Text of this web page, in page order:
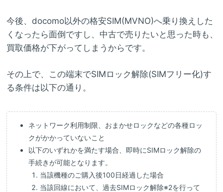
今後、docomo以外の格安SIM(MVNO)へ乗り換えした
くなったら面倒ですし、中古で売りたいと思った時も、
買取価格が下がってしまうからです。
その上で、この端末でSIMロック解除(SIMフリー化)す
る条件は以下の通り。
ネットワーク利用制限、おまかせロックなどの各種ロッ
クがかかっていないこと
以下のいずれかを満たす場合、即時にSIMロック解除の
手続きが可能となります。
当該機種のご購入後100日経過した場合
当該回線において、過去SIMロック解除※2を行って